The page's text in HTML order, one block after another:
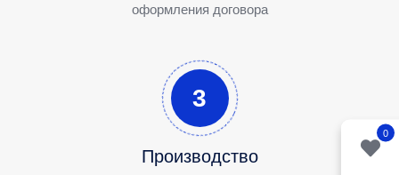
0
оформления договора
3
Производство